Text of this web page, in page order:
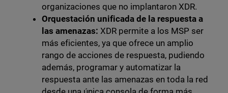
organizaciones que no implantaron XDR.
Orquestación unificada de la respuesta a
las amenazas: XDR permite a los MSP ser
más eficientes, ya que ofrece un amplio
rango de acciones de respuesta, pudiendo
además, programar y automatizar la
respuesta ante las amenazas en toda la red